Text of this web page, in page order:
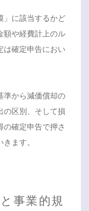
」に該当するかど
額や経費計上のル
は確定申告におい
準から減価償却の
の区別、そして損
の確定申告で押さ
ます。
事業的規